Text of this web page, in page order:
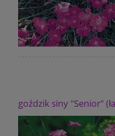
goździk siny "Senior"